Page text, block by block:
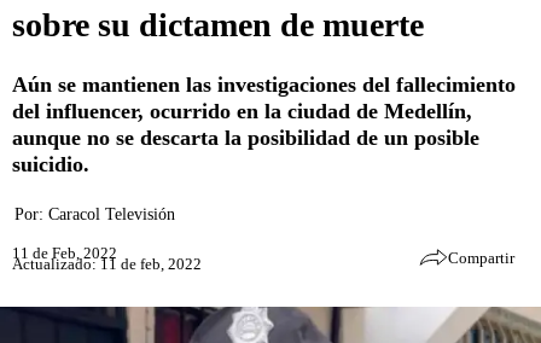
sobre su dictamen de muerte
Aún se mantienen las investigaciones del fallecimiento
del influencer, ocurrido en la ciudad de Medellín,
aunque no se descarta la posibilidad de un posible
suicidio.
Por: Caracol Televisión
11 de Feb, 2022
Actualizado: 11 de feb, 2022 Compartir